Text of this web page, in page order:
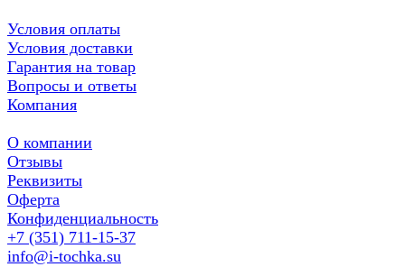
Условия оплаты
Условия доставки
Гарантия на товар
Вопросы и ответы
Компания
О компании
Отзывы
Реквизиты
Оферта
Конфиденциальность
+7 (351) 711-15-37
info@i-tochka.su